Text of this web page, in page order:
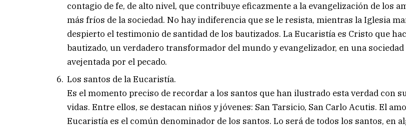
contagio de fe, de alto nivel, que contribuye eficazmente a la evangelización de los
más fríos de la sociedad. No hay indiferencia que se le resista, mientras la Iglesia
despierto el testimonio de santidad de los bautizados. La Eucaristía es Cristo que
bautizado, un verdadero transformador del mundo y evangelizador, en una sociedad
avejentada por el pecado.
Los santos de la Eucaristía.
Es el momento preciso de recordar a los santos que han ilustrado esta verdad con
vidas. Entre ellos, se destacan niños y jóvenes: San Tarsicio, San Carlo Acutis. El
Eucaristía es el común denominador de los santos. Lo será de todos los santos, en